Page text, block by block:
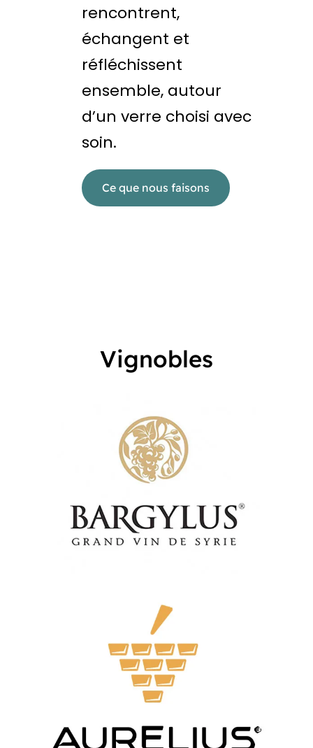
rencontrent,
échangent et
réfléchissent
ensemble, autour
d’un verre choisi avec
soin.
Ce que nous faisons
Vignobles